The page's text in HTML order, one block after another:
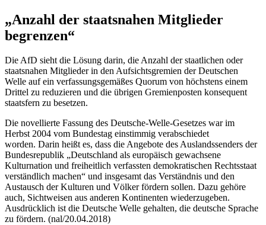
„Anzahl der staatsnahen Mitglieder
begrenzen“
Die AfD sieht die Lösung darin, die Anzahl der staatlichen oder
staatsnahen Mitglieder in den Aufsichtsgremien der Deutschen
Welle auf ein verfassungsgemäßes Quorum von höchstens einem
Drittel zu reduzieren und die übrigen Gremienposten konsequent
staatsfern zu besetzen.
Die novellierte Fassung des Deutsche-Welle-Gesetzes war im
Herbst 2004 vom Bundestag einstimmig verabschiedet
worden. Darin heißt es, dass die Angebote des Auslandssenders der
Bundesrepublik „Deutschland als europäisch gewachsene
Kulturnation und freiheitlich verfassten demokratischen Rechtsstaat
verständlich machen“ und insgesamt das Verständnis und den
Austausch der Kulturen und Völker fördern sollen. Dazu gehöre
auch, Sichtweisen aus anderen Kontinenten wiederzugeben.
Ausdrücklich ist die Deutsche Welle gehalten, die deutsche Sprache
zu fördern. (nal/20.04.2018)